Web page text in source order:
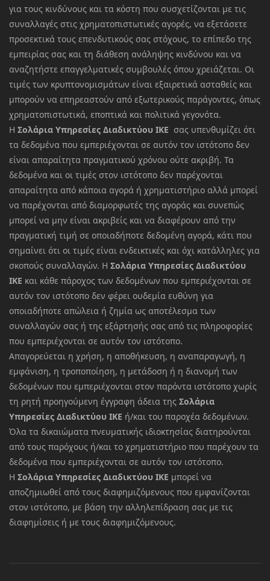
για τους κινδύνους και τα κόστη που συσχετίζονται με τις
συναλλαγές στις χρηματοπιστωτικές αγορές, να εξετάσετε
προσεκτικά τους επενδυτικούς σας στόχους, το επίπεδο της
εμπειρίας σας και τη διάθεση ανάληψης κινδύνου και να
αναζητήστε επαγγελματικές συμβουλές όπου χρειάζεται. Οι
τιμές των κρυπτονομισμάτων είναι εξαιρετικά ασταθείς και
μπορούν να επηρεαστούν από εξωτερικούς παράγοντες, όπως
χρηματοπιστωτικά, εποπτικά και πολιτικά γεγονότα.
Η Σολάρια Υπηρεσίες Διαδικτύου ΙΚΕ σας υπενθυμίζει ότι
τα δεδομένα που εμπεριέχονται σε αυτόν τον ιστότοπο δεν
είναι απαραίτητα πραγματικού χρόνου ούτε ακριβή. Τα
δεδομένα και οι τιμές στον ιστότοπο δεν παρέχονται
απαραίτητα από κάποια αγορά ή χρηματιστήριο αλλά μπορεί
να παρέχονται από διαμορφωτές της αγοράς και συνεπώς
μπορεί να μην είναι ακριβείς και να διαφέρουν από την
πραγματική τιμή σε οποιαδήποτε δεδομένη αγορά, κάτι που
σημαίνει ότι οι τιμές είναι ενδεικτικές και όχι κατάλληλες για
σκοπούς συναλλαγών. Η Σολάρια Υπηρεσίες Διαδικτύου
ΙΚΕ και κάθε πάροχος των δεδομένων που εμπεριέχονται σε
αυτόν τον ιστότοπο δεν φέρει ουδεμία ευθύνη για
οποιαδήποτε απώλεια ή ζημία ως αποτέλεσμα των
συναλλαγών σας ή της εξάρτησής σας από τις πληροφορίες
που εμπεριέχονται σε αυτόν τον ιστότοπο.
Απαγορεύεται η χρήση, η αποθήκευση, η αναπαραγωγή, η
εμφάνιση, η τροποποίηση, η μετάδοση ή η διανομή των
δεδομένων που εμπεριέχονται στον παρόντα ιστότοπο χωρίς
τη ρητή προηγούμενη έγγραφη άδεια της Σολάρια
Υπηρεσίες Διαδικτύου ΙΚΕ ή/και του παροχέα δεδομένων.
Όλα τα δικαιώματα πνευματικής ιδιοκτησίας διατηρούνται
από τους παρόχους ή/και το χρηματιστήριο που παρέχουν τα
δεδομένα που εμπεριέχονται σε αυτόν τον ιστότοπο.
Η Σολάρια Υπηρεσίες Διαδικτύου ΙΚΕ μπορεί να
αποζημιωθεί από τους διαφημιζόμενους που εμφανίζονται
στον ιστότοπο, με βάση την αλληλεπίδραση σας με τις
διαφημίσεις ή με τους διαφημιζόμενους.